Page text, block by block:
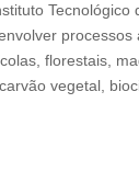
Tecnológico
florestais,
vegetal,